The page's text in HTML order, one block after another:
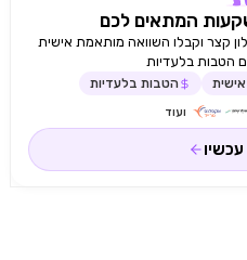
המתאים לכם
קצר וקבלו השוואה מותאמת אישית
הטבות בלעדיות
הטבות בלעדיות
ועוד